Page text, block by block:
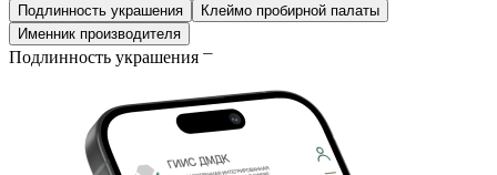
Подлинность украшения
Клеймо пробирной палаты
Именник производителя
Подлинность украшения